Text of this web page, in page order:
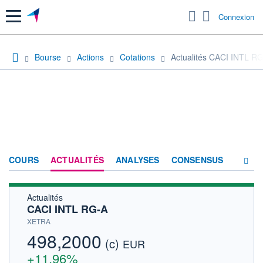
Menu Connexion
Bourse Actions Cotations Actualités CACI INTL
COURS ACTUALITÉS ANALYSES CONSENSUS
ACTIONNAIRES
Actualités
CACI INTL RG-A
XETRA
498,2000 (c) EUR
+11,96%